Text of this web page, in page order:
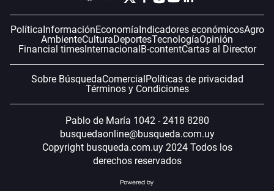
PolíticaInformaciónEconomíaIndicadores económicosAgro
AmbienteCulturaDeportesTecnologíaOpinión
Financial timesInternacionalB-contentCartas al Director
Sobre BúsquedaComercialPolíticas de privacidad
Términos y Condiciones
Pablo de María 1042 - 2418 8280
busquedaonline@busqueda.com.uy
Copyright busqueda.com.uy 2024 Todos los
derechos reservados